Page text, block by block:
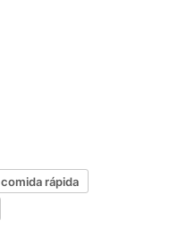
comida rápida